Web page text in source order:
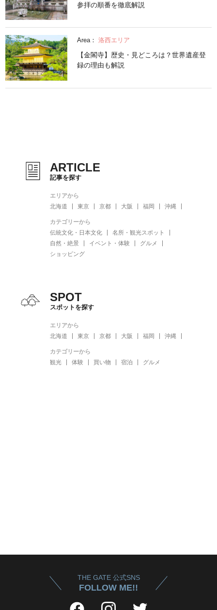
参拝の順番を徹底解説
Area： 洛西エリア
【金閣寺】歴史・見どころは？世界遺産登
録の理由も解説
ARTICLE
記事を探す
エリアから
北海道
東京 京都 大阪 福岡 沖縄
カテゴリーから
伝統文化・日本文化
名所・観光スポット
自然・絶景
イベント・体験
グルメ
ショッピング
SPOT
スポットを探す
エリアから
北海道
東京 京都 大阪 福岡 沖縄
カテゴリーから
観光
体験 買い物 宿泊 グルメ
THE GATE 公式SNS
FOLLOW ME!!